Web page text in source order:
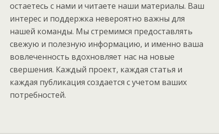
остаетесь с нами и читаете наши материалы. Ваш
интерес и поддержка невероятно важны для
нашей команды. Мы стремимся предоставлять
свежую и полезную информацию, и именно ваша
вовлеченность вдохновляет нас на новые
свершения. Каждый проект, каждая статья и
каждая публикация создается с учетом ваших
потребностей.